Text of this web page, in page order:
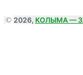
© 2026, КОЛЫМА —